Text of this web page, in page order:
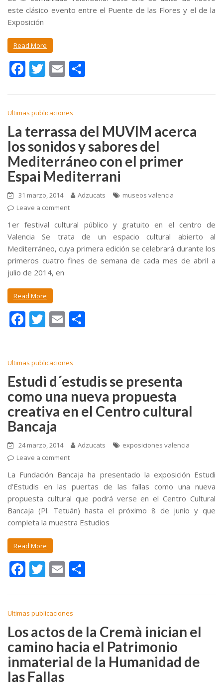
este clásico evento entre el Puente de las Flores y el de la
Exposición
Read More
F
b
o
o
k
T
er
E
l
ar
ti
r
Ultimas publicaciones
La terrassa del MUVIM acerca
los sonidos y sabores del
Mediterráneo con el primer
Espai Mediterrani
31 marzo, 2014 Adzucats
museos valencia
Leave a comment
1er festival cultural público y gratuito en el centro de
Valencia Se trata de un espacio cultural abierto al
Mediterráneo, cuya primera edición se celebrará durante los
primeros cuatro fines de semana de cada mes de abril a
julio de 2014, en
Read More
F
b
o
o
k
T
er
E
l
ar
ti
r
Ultimas publicaciones
Estudi d´estudis se presenta
como una nueva propuesta
creativa en el Centro cultural
Bancaja
24 marzo, 2014 Adzucats
exposiciones valencia
Leave a comment
La Fundación Bancaja ha presentado la exposición Estudi
d’Estudis en las puertas de las fallas como una nueva
propuesta cultural que podrá verse en el Centro Cultural
Bancaja (Pl. Tetuán) hasta el próximo 8 de junio y que
completa la muestra Estudios
Read More
F
b
o
o
k
T
er
E
l
ar
ti
r
Ultimas publicaciones
Los actos de la Cremà inician el
camino hacia el Patrimonio
inmaterial de la Humanidad de
las Fallas